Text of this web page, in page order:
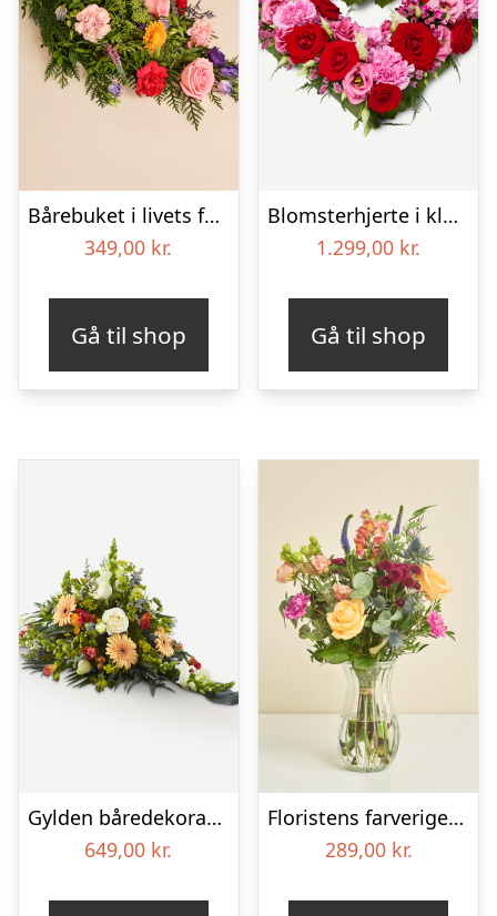
Bårebuket i livets farver
349,00 kr.
Gå til shop
Blomsterhjerte i klassisk stil – pink
1.299,00 kr.
Gå til shop
Gylden båredekoration
649,00 kr.
Floristens farverige kondolencebuket
289,00 kr.